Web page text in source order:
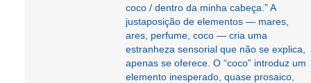
coco / dentro da minha cabeça.” A
justaposição de elementos — mares,
ares, perfume, coco — cria uma
estranheza sensorial que não se explica,
apenas se oferece. O “coco” introduz um
elemento inesperado, quase prosaico,